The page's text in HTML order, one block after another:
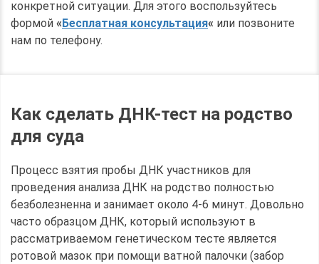
конкретной ситуации. Для этого воспользуйтесь
формой « Бесплатная консультация« или позвоните
нам по телефону.
Как сделать ДНК-тест на родство
для суда
Процесс взятия пробы ДНК участников для
проведения анализа ДНК на родство полностью
безболезненна и занимает около 4-6 минут. Довольно
часто образцом ДНК, который используют в
рассматриваемом генетическом тесте является
ротовой мазок при помощи ватной палочки (забор